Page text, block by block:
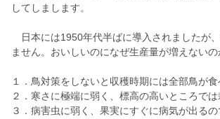
してしまします。
日本には1950年代半ばに導入されましたが
ません。おいしいのになぜ生産量が増えない
１．鳥対策をしないと収穫時期には全部鳥が食
２．寒さに極端に弱く、標高の高いところで
３．病害虫に弱く、果実にすぐに病気が出る